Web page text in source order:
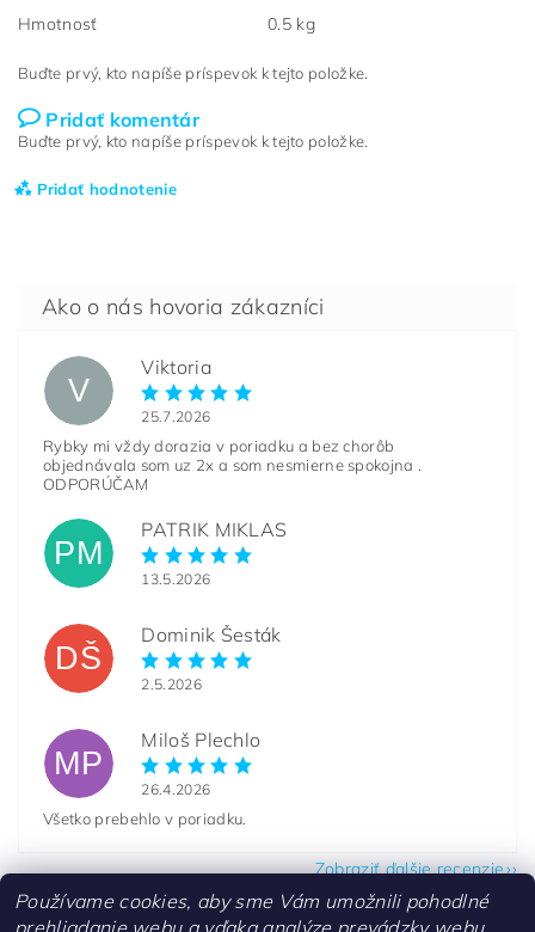
Hmotnosť 0.5 kg
Buďte prvý, kto napíše príspevok k tejto položke.
Pridať komentár
Buďte prvý, kto napíše príspevok k tejto položke.
Pridať hodnotenie
V
Viktoria
25.7.2026
Rybky mi vždy dorazia v poriadku a bez chorôb
objednávala som uz 2x a som nesmierne spokojna .
ODPORÚČAM
PM
PATRIK MIKLAS
13.5.2026
DŠ
Dominik Šesták
2.5.2026
MP
Miloš Plechlo
26.4.2026
Všetko prebehlo v poriadku.
Zobraziť ďalšie recenzie
Používame cookies, aby sme Vám umožnili pohodlné
prehliadanie webu a vďaka analýze prevádzky webu